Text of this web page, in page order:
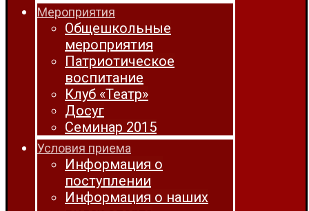
Мероприятия
Общешкольные
мероприятия
Патриотическое
воспитание
Клуб «Театр»
Досуг
Семинар 2015
Условия приема
Информация о
поступлении
Информация о наших